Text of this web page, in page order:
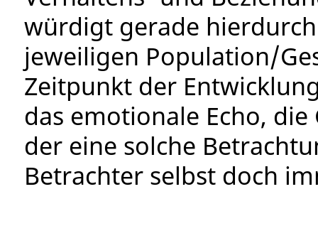
würdigt gerade
jeweiligen Population/
Zeitpunkt der
das emotionale Echo,
der eine solche
Betrachter selbst doch